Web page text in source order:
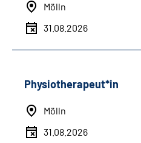
Mölln
31.08.2026
Physiotherapeut*in
Mölln
31.08.2026